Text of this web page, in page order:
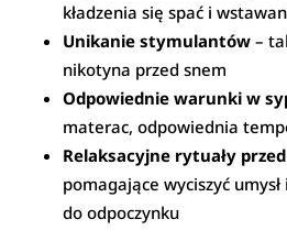
kładzenia się spać i
Unikanie stymulantów –
nikotyna przed snem
Odpowiednie warunki w
materac, odpowiednia
Relaksacyjne rytuały
pomagające wyciszyć
do odpoczynku